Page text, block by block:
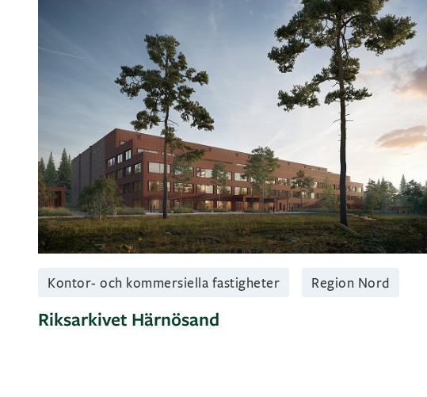
Kontor- och kommersiella fastigheter Region Nord
Riksarkivet Härnösand